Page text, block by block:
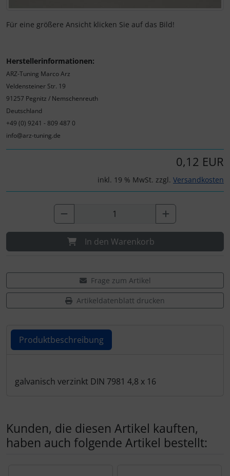
Für eine größere Ansicht klicken Sie auf das Bild!
Herstellerinformationen:
ARZ-Tuning Marco Arz
Veldensteiner Str. 19
91257 Pegnitz / Nemschenreuth
Deutschland
+49 (0) 9241 - 809 487 0
info@arz-tuning.de
0,12 EUR
inkl. 19 % MwSt. zzgl. Versandkosten
In den Warenkorb
Frage zum Artikel
Artikeldatenblatt drucken
Produktbeschreibung
galvanisch verzinkt DIN 7981 4,8 x 16
Kunden, die diesen Artikel kauften,
haben auch folgende Artikel bestellt: